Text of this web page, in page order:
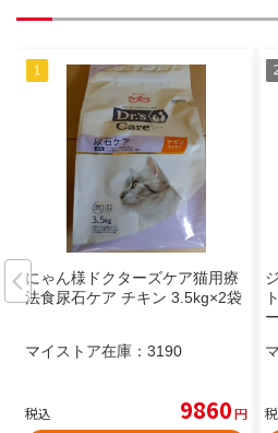
にゃん様ドクターズケア猫用療
法食尿石ケア チキン 3.5kg×2袋
マイストア在庫： 3190
税込 9860円